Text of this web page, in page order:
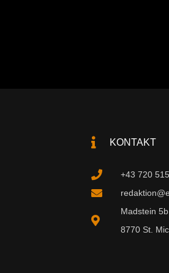
KONTAKT
+43 720
Madstein 5b
8770 St.